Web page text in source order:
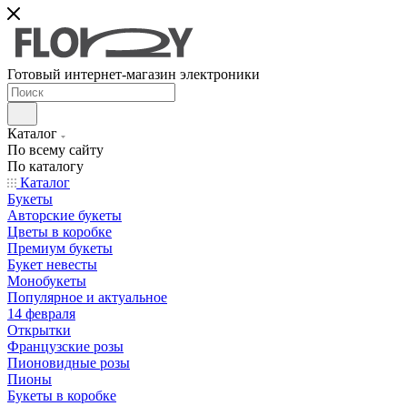
Готовый интернет-магазин электроники
Каталог
По всему сайту
По каталогу
Каталог
Букеты
Авторские букеты
Цветы в коробке
Премиум букеты
Букет невесты
Монобукеты
Популярное и актуальное
14 февраля
Открытки
Французские розы
Пионовидные розы
Пионы
Букеты в коробке